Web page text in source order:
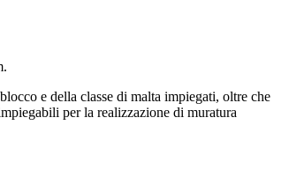
e della classe di malta impiegati, oltre che
per la realizzazione di muratura